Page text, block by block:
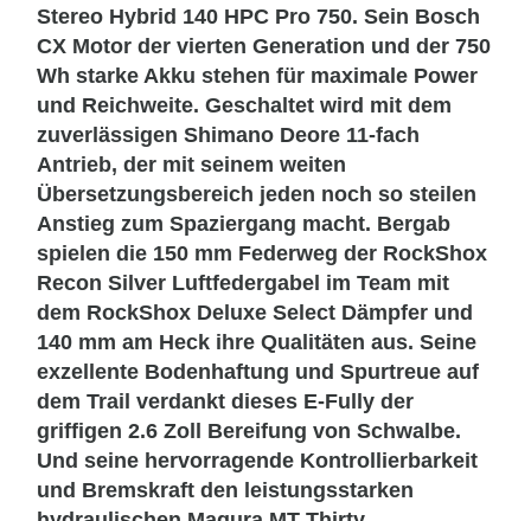
Stereo Hybrid 140 HPC Pro 750. Sein Bosch
CX Motor der vierten Generation und der 750
Wh starke Akku stehen für maximale Power
und Reichweite. Geschaltet wird mit dem
zuverlässigen Shimano Deore 11-fach
Antrieb, der mit seinem weiten
Übersetzungsbereich jeden noch so steilen
Anstieg zum Spaziergang macht. Bergab
spielen die 150 mm Federweg der RockShox
Recon Silver Luftfedergabel im Team mit
dem RockShox Deluxe Select Dämpfer und
140 mm am Heck ihre Qualitäten aus. Seine
exzellente Bodenhaftung und Spurtreue auf
dem Trail verdankt dieses E-Fully der
griffigen 2.6 Zoll Bereifung von Schwalbe.
Und seine hervorragende Kontrollierbarkeit
und Bremskraft den leistungsstarken